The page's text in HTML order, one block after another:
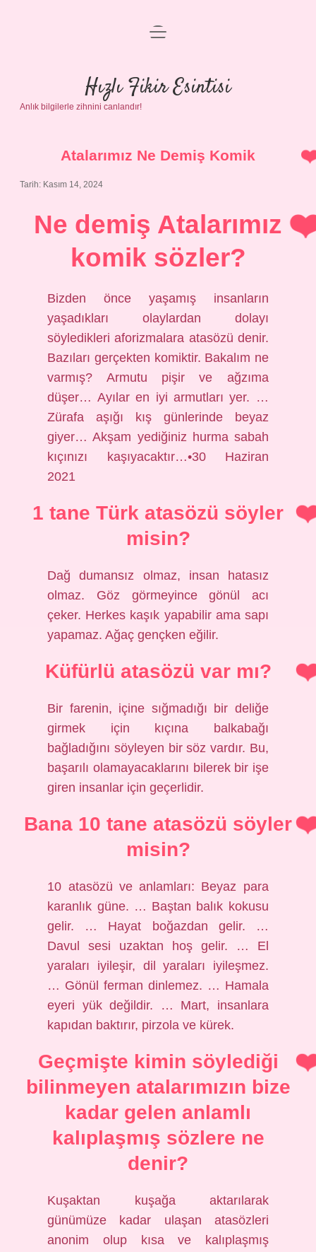
Anasayfa
Gizlilik Politikası
Yasal Uyarı
menüyü
Hızlı Fikir Esintisi
Anlık bilgilerle zihnini canlandır!
Atalarımız Ne Demiş Komik
Tarih: Kasım 14, 2024
Ne demiş Atalarımız
komik sözler?
Bizden önce yaşamış insanların
yaşadıkları olaylardan dolayı
söyledikleri aforizmalara atasözü denir.
Bazıları gerçekten komiktir. Bakalım ne
varmış? Armutu pişir ve ağzıma
düşer… Ayılar en iyi armutları yer. …
Zürafa aşığı kış günlerinde beyaz
giyer… Akşam yediğiniz hurma sabah
kıçınızı kaşıyacaktır…•30 Haziran
2021
1 tane Türk atasözü söyler
misin?
Dağ dumansız olmaz, insan hatasız
olmaz. Göz görmeyince gönül acı
çeker. Herkes kaşık yapabilir ama sapı
yapamaz. Ağaç gençken eğilir.
Küfürlü atasözü var mı?
Bir farenin, içine sığmadığı bir deliğe
girmek için kıçına balkabağı
bağladığını söyleyen bir söz vardır. Bu,
başarılı olamayacaklarını bilerek bir işe
giren insanlar için geçerlidir.
Bana 10 tane atasözü söyler
misin?
10 atasözü ve anlamları: Beyaz para
karanlık güne. … Baştan balık kokusu
gelir. … Hayat boğazdan gelir. …
Davul sesi uzaktan hoş gelir. … El
yaraları iyileşir, dil yaraları iyileşmez.
… Gönül ferman dinlemez. … Hamala
eyeri yük değildir. … Mart, insanlara
kapıdan baktırır, pirzola ve kürek.
Geçmişte kimin söylediği
bilinmeyen atalarımızın bize
kadar gelen anlamlı
kalıplaşmış sözlere ne
denir?
Kuşaktan kuşağa aktarılarak
günümüze kadar ulaşan atasözleri
anonim olup kısa ve kalıplaşmış